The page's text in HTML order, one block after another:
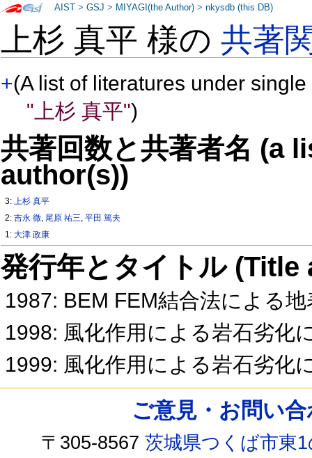
上杉 真平 様の共著
+(A list of literatures under
"上杉 真平")
共著回数と共著者名 (a
author(s))
3:上杉 真平
2:吉永 徹, 尾原 祐三,平田 篤夫
1:大津 政康
発行年とタイトル
1987: BEM FEM結合法による
1998: 風化作用による岩石劣化
1999: 風化作用による岩石劣化
AIST >GSJ > MIYAGI(the Author) >nkysdb (this DB)
ご意見・お問い
〒305-8567茨城県つくば市東